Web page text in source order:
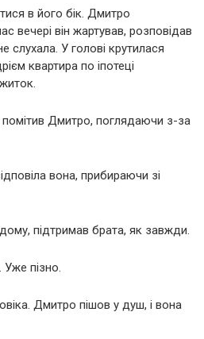
в його бік. Дмитро
вечері він жартував, розповідав
слухала. У голові крутилася
квартира по іпотеці
Дмитро, поглядаючи з-за
вона, прибираючи зі
підтримав брата, як завжди.
пізно.
Дмитро пішов у душ, і вона